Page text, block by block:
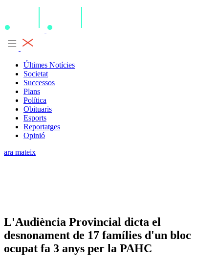
Últimes Notícies
Societat
Successos
Plans
Política
Obituaris
Esports
Reportatges
Opinió
ara mateix
L'Audiència Provincial dicta el
desnonament de 17 famílies d'un bloc
ocupat fa 3 anys per la PAHC